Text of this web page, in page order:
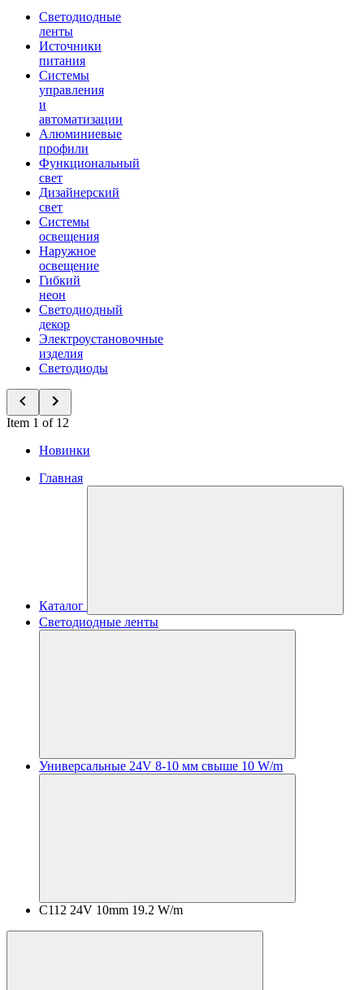
Светодиодные
ленты
Источники
питания
Системы
управления
и
автоматизации
Алюминиевые
профили
Функциональный
свет
Дизайнерский
свет
Системы
освещения
Наружное
освещение
Гибкий
неон
Светодиодный
декор
Электроустановочные
изделия
Светодиоды
Item 1 of 12
Новинки
Главная
Каталог
Светодиодные ленты
Универсальные 24V 8-10 мм свыше 10 W/m
C112 24V 10mm 19.2 W/m